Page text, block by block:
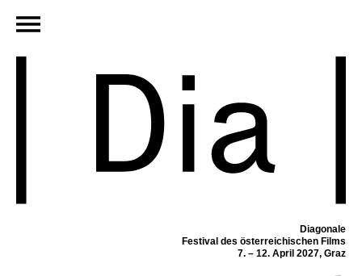
Diagonale
Festival des österreichischen Films
7. – 12. April 2027, Graz